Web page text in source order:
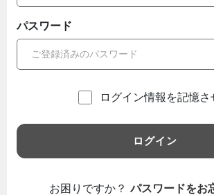
パスワード
ログイン情報を記憶さ
ログイン
お困りですか？ パスワードをお